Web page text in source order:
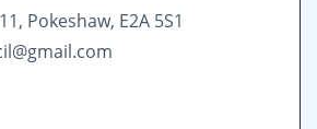
Pokeshaw, E2A 5S1